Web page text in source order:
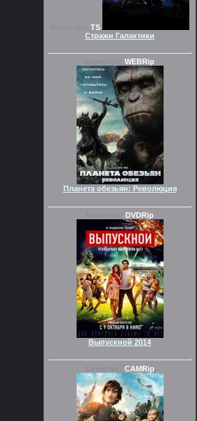
TS
Стражи Галактики
WEBRip
Планета обезьян: Революция
DVDRip
Выпускной 2014
CAMRip